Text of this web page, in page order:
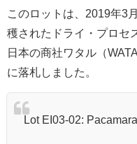
このロットは、2019年3
穫されたドライ・プロセ
日本の商社ワタル（
に落札しました。
Lot EI03-02: